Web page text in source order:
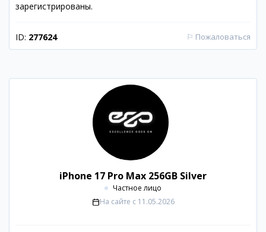
зарегистрированы.
ID: 277624 ⚐ Пожаловаться
iPhone 17 Pro Max 256GB Silver
Частное лицо
На сайте с 11.05.2026